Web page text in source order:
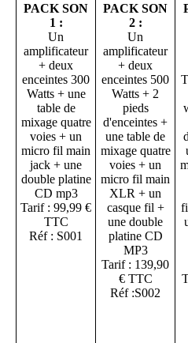
PACK SON
1 :
Un
amplificateur
+ deux
enceintes 300
Watts + une
table de
mixage quatre
voies + un
micro fil main
jack + une
double platine
CD mp3
Tarif : 99,99 €
TTC
Réf : S001
PACK SON
2 :
Un
amplificateur
+ deux
enceintes 500
Watts + 2
pieds
d'enceintes +
une table de
mixage quatre
voies + un
micro fil main
XLR + un
casque fil +
une double
platine CD
MP3
Tarif : 139,90
€ TTC
Réf :S002